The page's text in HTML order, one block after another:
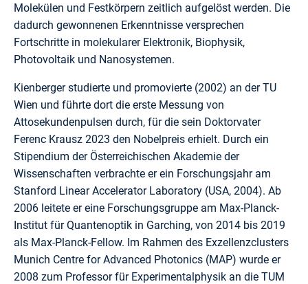
Molekülen und Festkörpern zeitlich aufgelöst werden. Die
dadurch gewonnenen Erkenntnisse versprechen
Fortschritte in molekularer Elektronik, Biophysik,
Photovoltaik und Nanosystemen.
Kienberger studierte und promovierte (2002) an der TU
Wien und führte dort die erste Messung von
Attosekundenpulsen durch, für die sein Doktorvater
Ferenc Krausz 2023 den Nobelpreis erhielt. Durch ein
Stipendium der Österreichischen Akademie der
Wissenschaften verbrachte er ein Forschungsjahr am
Stanford Linear Accelerator Laboratory (USA, 2004). Ab
2006 leitete er eine Forschungsgruppe am Max-Planck-
Institut für Quantenoptik in Garching, von 2014 bis 2019
als Max-Planck-Fellow. Im Rahmen des Exzellenzclusters
Munich Centre for Advanced Photonics (MAP) wurde er
2008 zum Professor für Experimentalphysik an die TUM